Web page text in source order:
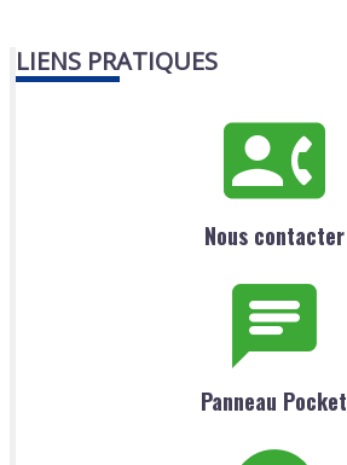
LIENS PRATIQUES
Nous contacter
Panneau Pocket